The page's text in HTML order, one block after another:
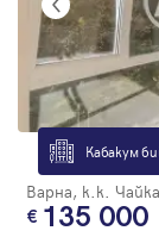
Кабакум
Варна, к.к. Чайка
135 000